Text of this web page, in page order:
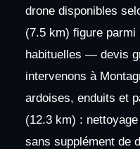
drone disponibles
(7.5 km) figure
habituelles — devis
intervenons à
ardoises, enduits et
(12.3 km) :
sans supplément de